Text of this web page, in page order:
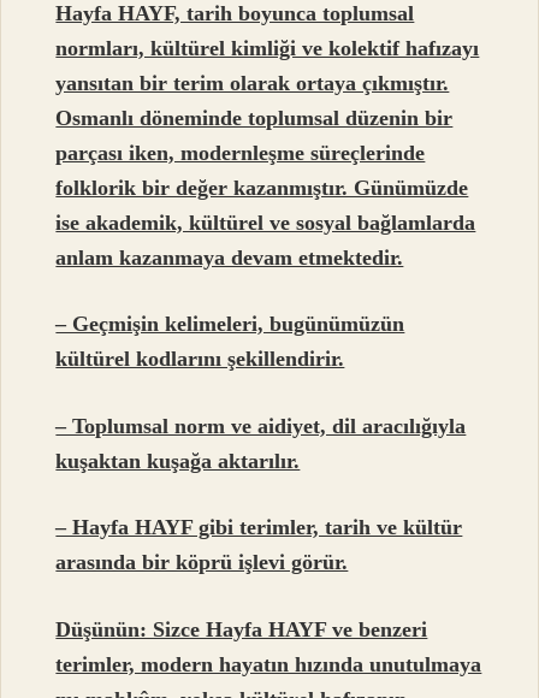
Hayfa HAYF, tarih boyunca toplumsal
normları, kültürel kimliği ve kolektif hafızayı
yansıtan bir terim olarak ortaya çıkmıştır.
Osmanlı döneminde toplumsal düzenin bir
parçası iken, modernleşme süreçlerinde
folklorik bir değer kazanmıştır. Günümüzde
ise akademik, kültürel ve sosyal bağlamlarda
anlam kazanmaya devam etmektedir.
– Geçmişin kelimeleri, bugünümüzün
kültürel kodlarını şekillendirir.
– Toplumsal norm ve aidiyet, dil aracılığıyla
kuşaktan kuşağa aktarılır.
– Hayfa HAYF gibi terimler, tarih ve kültür
arasında bir köprü işlevi görür.
Düşünün: Sizce Hayfa HAYF ve benzeri
terimler, modern hayatın hızında unutulmaya